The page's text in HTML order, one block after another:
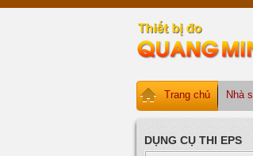
Trang chủ Nhà
DỤNG CỤ THI EPS